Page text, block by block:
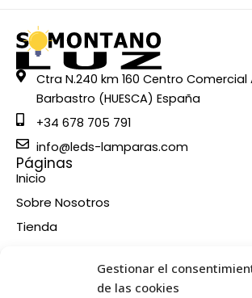
Gestionar el
de las cookies
Ctra N.240 km 160 Centro
Barbastro (HUESCA) España
+34 678 705 791
info@leds-lamparas.com
Páginas
Inicio
Sobre Nosotros
Tienda
Información